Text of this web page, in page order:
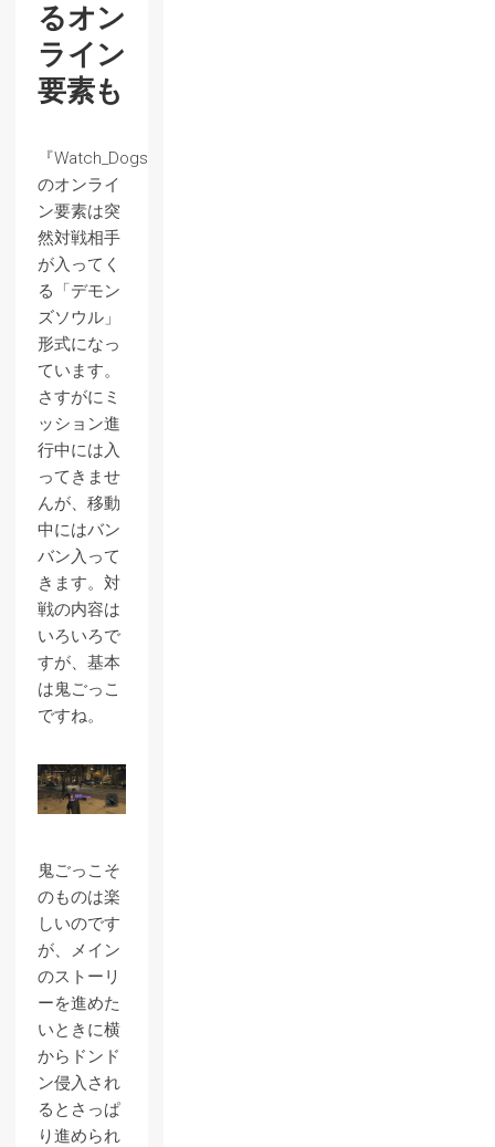
るオン
ライン
要素も
『Watch_Dogs』
のオンライ
ン要素は突
然対戦相手
が入ってく
る「デモン
ズソウル」
形式になっ
ています。
さすがにミ
ッション進
行中には入
ってきませ
んが、移動
中にはバン
バン入って
きます。対
戦の内容は
いろいろで
すが、基本
は鬼ごっこ
ですね。
鬼ごっこそ
のものは楽
しいのです
が、メイン
のストーリ
ーを進めた
いときに横
からドンド
ン侵入され
るとさっぱ
り進められ